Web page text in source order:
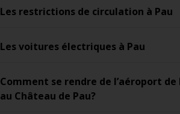
Les restrictions de circulation à Pau
Les voitures électriques à Pau
Comment se rendre de l’aéroport de
au Château de Pau?